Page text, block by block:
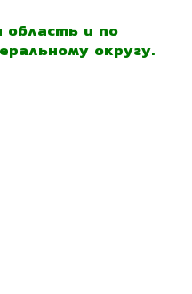
область и по
округу.